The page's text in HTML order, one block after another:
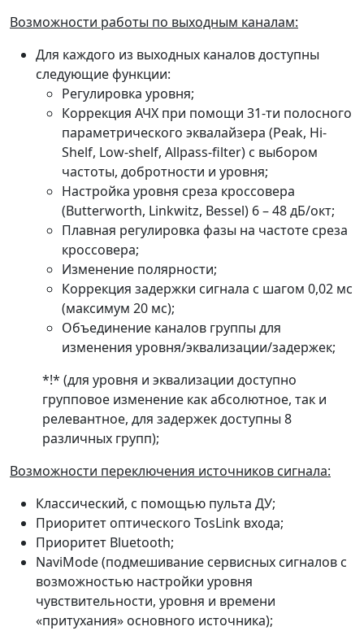
Возможности работы по выходным каналам:
Для каждого из выходных каналов доступны
следующие функции:
Регулировка уровня;
Коррекция АЧХ при помощи 31-ти полосного
параметрического эквалайзера (Peak, Hi-
Shelf, Low-shelf, Allpass-filter) c выбором
частоты, добротности и уровня;
Настройка уровня среза кроссовера
(Butterworth, Linkwitz, Bessel) 6 – 48 дБ/окт;
Плавная регулировка фазы на частоте среза
кроссовера;
Изменение полярности;
Коррекция задержки сигнала с шагом 0,02 мс
(максимум 20 мс);
Объединение каналов группы для
изменения уровня/эквализации/задержек;
*!* (для уровня и эквализации доступно
групповое изменение как абсолютное, так и
релевантное, для задержек доступны 8
различных групп);
Возможности переключения источников сигнала:
Классический, с помощью пульта ДУ;
Приоритет оптического TosLink входа;
Приоритет Bluetooth;
NaviMode (подмешивание сервисных сигналов с
возможностью настройки уровня
чувствительности, уровня и времени
«притухания» основного источника);